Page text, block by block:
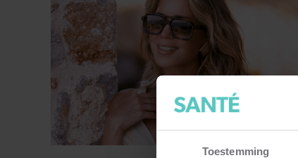
Toestemming
GEZOND